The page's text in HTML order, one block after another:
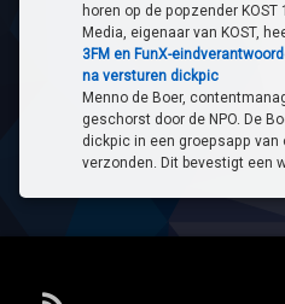
horen op de popzender
Media, eigenaar van KOST,
3FM en FunX-
na versturen dickpic
Menno de Boer,
geschorst door de NPO. De
dickpic in een groepsapp van
verzonden. Dit bevestigt een